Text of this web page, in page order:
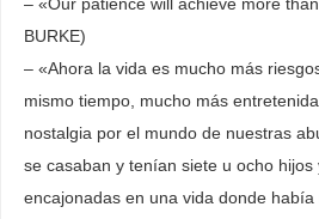
– «Our patience will achieve more
BURKE)
– «Ahora la vida es mucho más
mismo tiempo, mucho más
nostalgia por el mundo de nuestras
se casaban y tenían siete u ocho
encajonadas en una vida donde